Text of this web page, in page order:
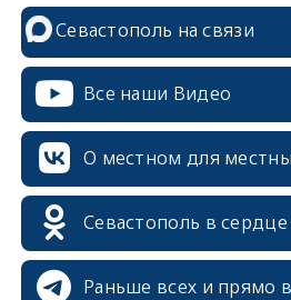
Севастополь на связи
Все наши Видео
О местном для
Севастополь в сердце
Раньше всех и прямо